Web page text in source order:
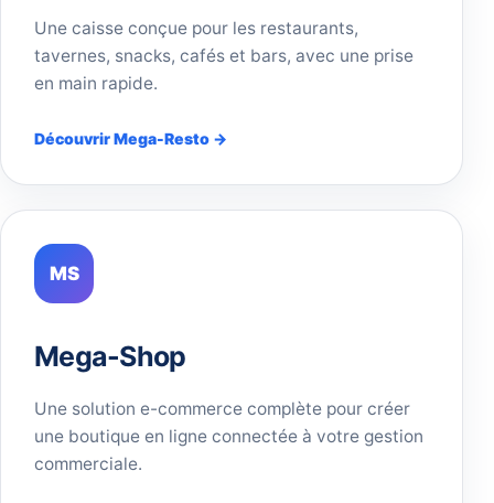
Une caisse conçue pour les restaurants,
tavernes, snacks, cafés et bars, avec une prise
en main rapide.
Découvrir Mega-Resto →
MS
Mega-Shop
Une solution e-commerce complète pour créer
une boutique en ligne connectée à votre gestion
commerciale.